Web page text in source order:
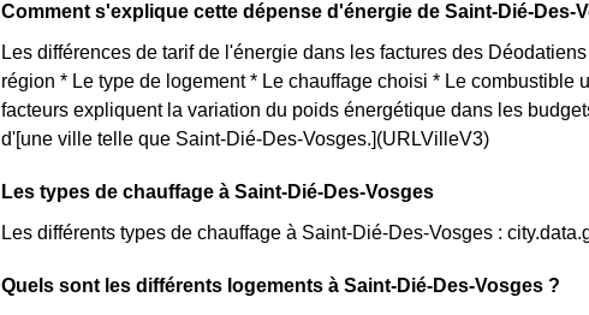
Comment s'explique cette dépense d'énergie de Saint-Dié-Des-
Les différences de tarif de l'énergie dans les factures des
région * Le type de logement * Le chauffage choisi * Le
facteurs expliquent la variation du poids énergétique dans les
d'[une ville telle que Saint-Dié-Des-Vosges.](URLVilleV3)
Les types de chauffage à Saint-Dié-Des-Vosges
Les différents types de chauffage à Saint-Dié-Des-Vosges :
Quels sont les différents logements à Saint-Dié-Des-Vosges ?